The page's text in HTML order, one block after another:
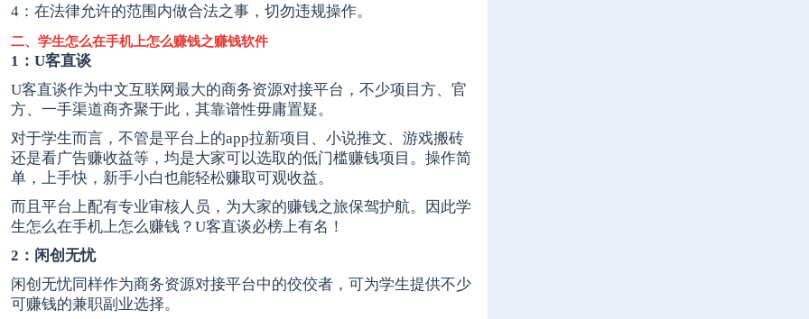
4：在法律允许的范围内做合法之事，切勿违规操作。
二、学生怎么在手机上怎么赚钱之赚钱软件
1：U客直谈
U客直谈作为中文互联网最大的商务资源对接平台，不少项目方、官
方、一手渠道商齐聚于此，其靠谱性毋庸置疑。
对于学生而言，不管是平台上的app拉新项目、 小说推文、游戏搬砖
还是看广告赚收益等，均是大家可以选取的低门槛赚钱项目。操作简
单，上手快，新手小白也能轻松赚取可观收益。
而且平台上配有专业审核人员，为大家的赚钱之旅保驾护航。因此学
生怎么在手机上怎么赚钱？U客直谈必榜上有名！
2：闲创无忧
闲创无忧同样作为商务资源对接平台中的佼佼者，可为学生提供不少
可赚钱的兼职副业选择。